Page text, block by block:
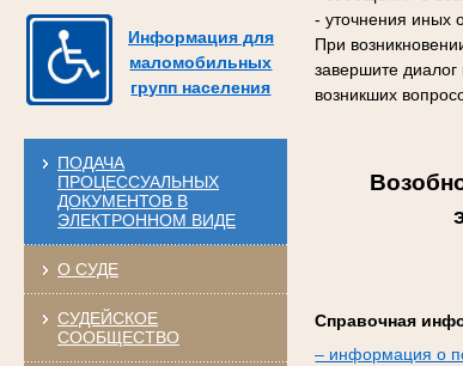
Информация для
маломобильных
групп населения
ПОДАЧА
ПРОЦЕССУАЛЬНЫХ
ДОКУМЕНТОВ В
ЭЛЕКТРОННОМ ВИДЕ
О СУДЕ
СУДЕЙСКОЕ
СООБЩЕСТВО
- уточнения иных
При
завершите
возникших
Справочная
– информация о